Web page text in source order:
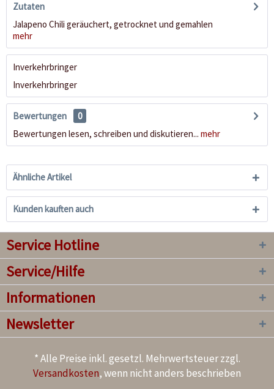
Zutaten
Jalapeno Chili geräuchert, getrocknet und gemahlen
mehr
Inverkehrbringer
Inverkehrbringer
Bewertungen
0
Bewertungen lesen, schreiben und diskutieren... mehr
Ähnliche Artikel
Kunden kauften auch
Service Hotline
Service/Hilfe
Informationen
Newsletter
* Alle Preise inkl. gesetzl. Mehrwertsteuer zzgl.
Versandkosten, wenn nicht anders beschrieben